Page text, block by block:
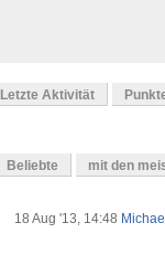
Letzte Aktivität
Beliebte mit den
18 Aug '13, 14:48 Michael